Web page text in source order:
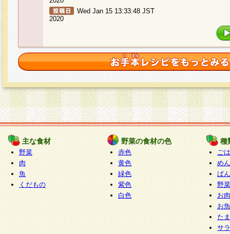
Wed Jan 15 13:33:48 JST
2020
主な食材
野菜
肉
魚
くだもの
野菜の食材の色
赤色
黄色
緑色
紫色
白色
種
ご
めん
ぱん
野
お
お
た
サ